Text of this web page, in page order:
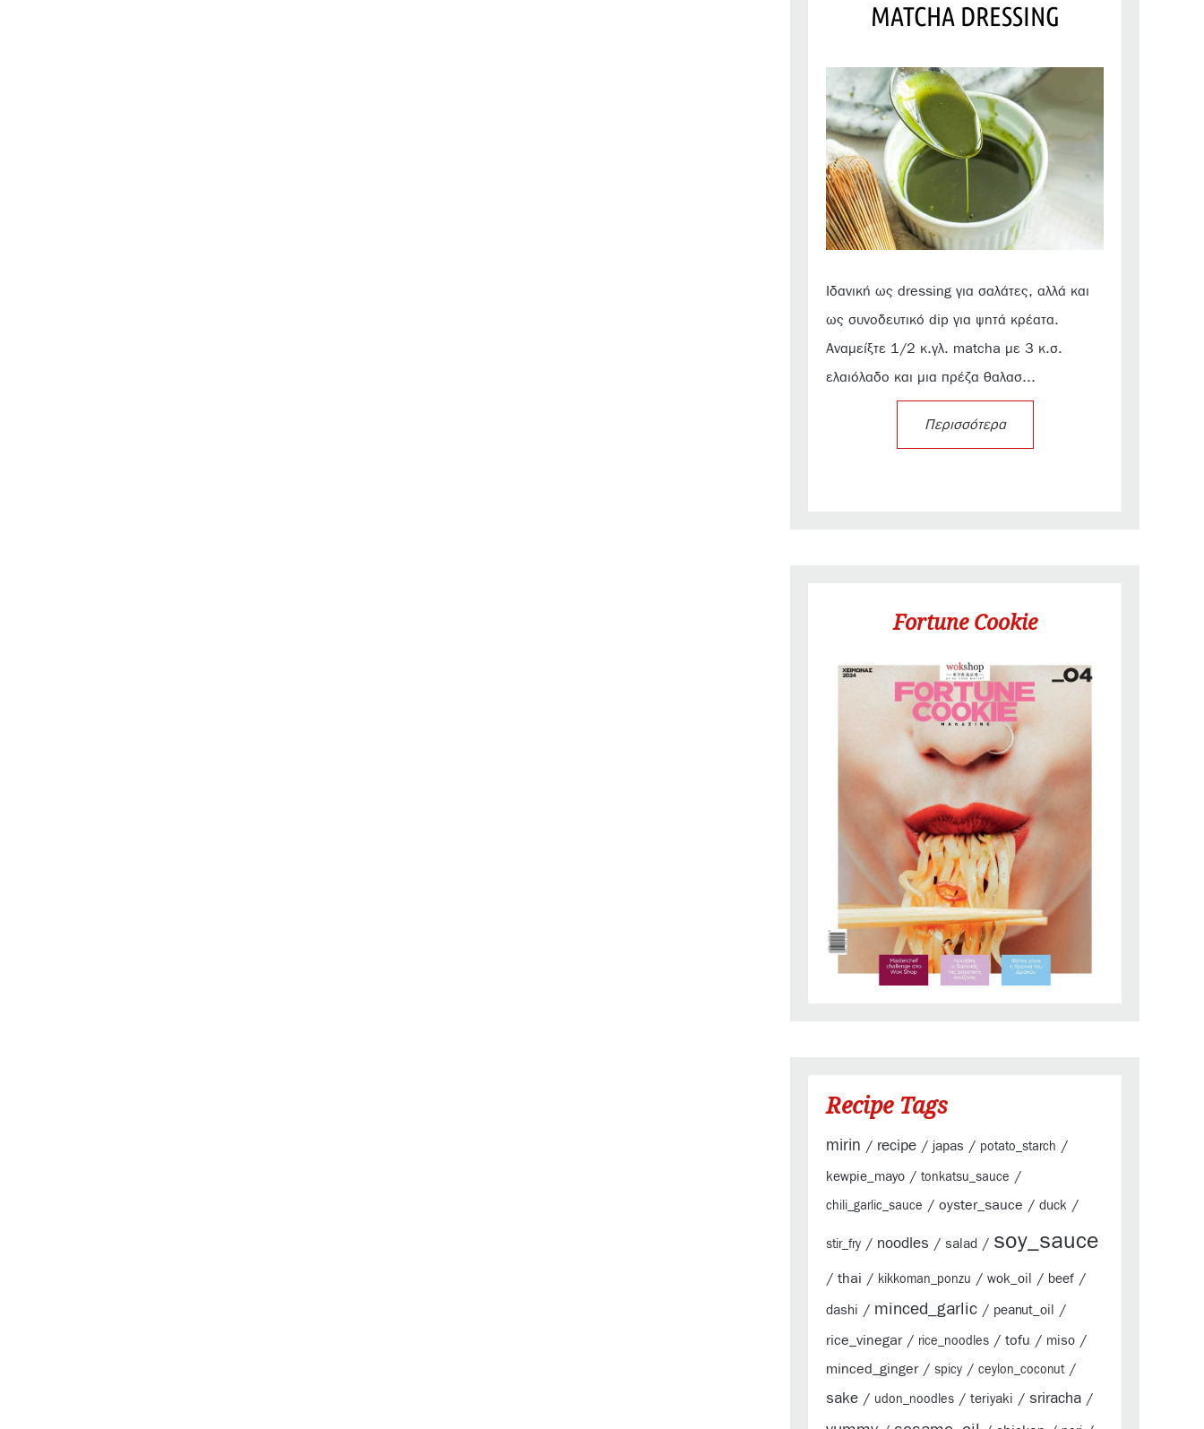
MATCHA DRESSING
Ιδανική ως dressing για σαλάτες, αλλά και
ως συνοδευτικό dip για ψητά κρέατα.
Αναμείξτε 1/2 κ.γλ. matcha με 3 κ.σ.
ελαιόλαδο και μια πρέζα θαλασ...
Περισσότερα
Fortune Cookie
Recipe Tags
mirin / recipe / japas / potato_starch /
kewpie_mayo / tonkatsu_sauce /
chili_garlic_sauce / oyster_sauce / duck /
stir_fry / noodles / salad / soy_sauce
/ thai / kikkoman_ponzu / wok_oil / beef /
dashi / minced_garlic / peanut_oil /
rice_vinegar/ rice_noodles / tofu / miso /
minced_ginger/ spicy / ceylon_coconut /
sake / udon_noodles / teriyaki / sriracha /